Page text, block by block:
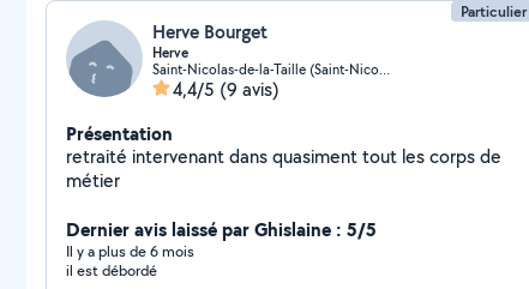
Particulier
Herve Bourget
Herve
Saint-Nicolas-de-la-Taille (Saint-Nicolas-de-la-Taille)
4,4/5 (9 avis)
Présentation
retraité intervenant dans quasiment tout les corps de
métier
Dernier avis laissé par Ghislaine : 5/5
Il y a plus de 6 mois
il est débordé